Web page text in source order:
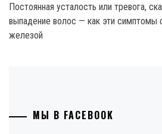
Постоянная усталость или тревога,
выпадение волос — как эти симптомы
железой
МЫ В FACEBOOK